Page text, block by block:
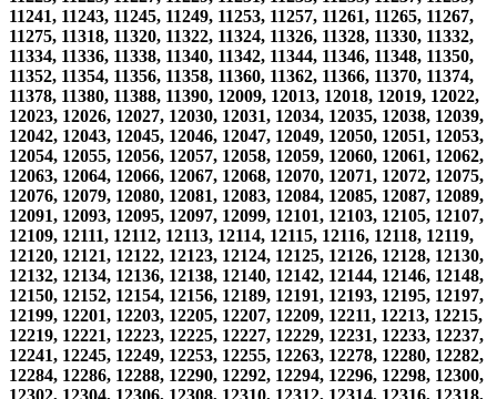
11241, 11243, 11245, 11249, 11253, 11257, 11261, 11265, 11267,
11275, 11318, 11320, 11322, 11324, 11326, 11328, 11330, 11332,
11334, 11336, 11338, 11340, 11342, 11344, 11346, 11348, 11350,
11352, 11354, 11356, 11358, 11360, 11362, 11366, 11370, 11374,
11378, 11380, 11388, 11390, 12009, 12013, 12018, 12019, 12022,
12023, 12026, 12027, 12030, 12031, 12034, 12035, 12038, 12039,
12042, 12043, 12045, 12046, 12047, 12049, 12050, 12051, 12053,
12054, 12055, 12056, 12057, 12058, 12059, 12060, 12061, 12062,
12063, 12064, 12066, 12067, 12068, 12070, 12071, 12072, 12075,
12076, 12079, 12080, 12081, 12083, 12084, 12085, 12087, 12089,
12091, 12093, 12095, 12097, 12099, 12101, 12103, 12105, 12107,
12109, 12111, 12112, 12113, 12114, 12115, 12116, 12118, 12119,
12120, 12121, 12122, 12123, 12124, 12125, 12126, 12128, 12130,
12132, 12134, 12136, 12138, 12140, 12142, 12144, 12146, 12148,
12150, 12152, 12154, 12156, 12189, 12191, 12193, 12195, 12197,
12199, 12201, 12203, 12205, 12207, 12209, 12211, 12213, 12215,
12219, 12221, 12223, 12225, 12227, 12229, 12231, 12233, 12237,
12241, 12245, 12249, 12253, 12255, 12263, 12278, 12280, 12282,
12284, 12286, 12288, 12290, 12292, 12294, 12296, 12298, 12300,
12302, 12304, 12306, 12308, 12310, 12312, 12314, 12316, 12318,